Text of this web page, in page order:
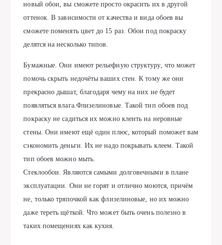
новый обои, вы сможете просто окрасить их в другой
оттенок. В зависимости от качества и вида обоев вы
сможете поменять цвет до 15 раз. Обои под покраску
делятся на несколько типов.
Бумажные. Они имеют рельефную структуру, что может
помочь скрыть недочёты ваших стен. К тому же они
прекрасно дышат, благодаря чему на них не будет
появляться влага.Флизелиновые. Такой тип обоев под
покраску не садиться их можно клеить на неровные
стены. Они имеют ещё один плюс, который поможет вам
сэкономить деньги. Их не надо покрывать клеем. Такой
тип обоев можно мыть.
Стеклообои. Являются самыми долговечными в плане
эксплуатации. Они не горят и отлично моются, причём
не, только тряпочкой как флизелиновые, но их можно
даже тереть щёткой. Что может быть очень полезно в
таких помещениях как кухня.